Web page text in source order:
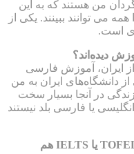
من هستند که به این
می توانند ببینند. یکی از
است.
دیده‌اند؟
ایران، آموزش فارسی
دانشگاه‌های ایران به من
در آنجا بسیار سخت
یا فارسی بلد نیستند
آیا شاگردان شما مدارک معتبری مثل TOFEL یا IELTS هم